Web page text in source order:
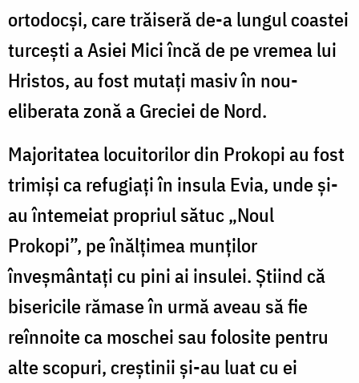
ortodocşi, care trăiseră de-a lungul coastei
turceşti a Asiei Mici încă de pe vremea lui
Hristos, au fost mutaţi masiv în nou-
eliberata zonă a Greciei de Nord.
Majoritatea locuitorilor din Prokopi au fost
trimişi ca refugiaţi în insula Evia, unde şi-
au întemeiat propriul sătuc „Noul
Prokopi”, pe înălţimea munţilor
înveşmântaţi cu pini ai insulei. Ştiind că
bisericile rămase în urmă aveau să fie
reînnoite ca moschei sau folosite pentru
alte scopuri, creştinii şi-au luat cu ei